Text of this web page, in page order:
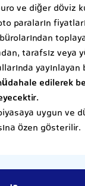
ve diğer döviz
paraların
tarafsız veya
edilerek
uygun ve
özen gösterilir.